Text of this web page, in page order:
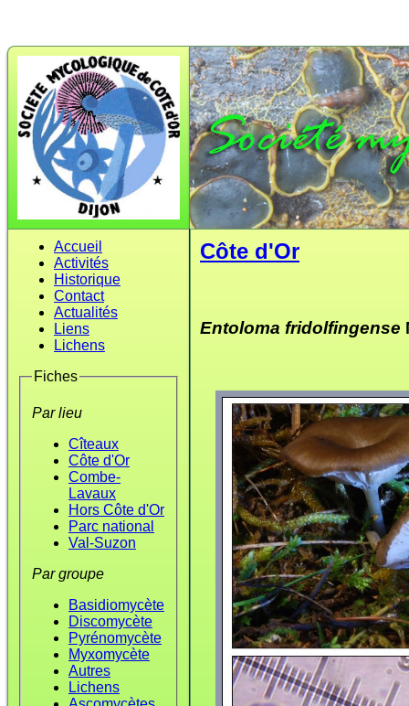
Accueil
Activités
Historique
Contact
Actualités
Liens
Lichens
Fiches
Par lieu
Cîteaux
Côte d'Or
Combe-
Lavaux
Hors Côte d'Or
Parc national
Val-Suzon
Par groupe
Basidiomycète
Discomycète
Pyrénomycète
Myxomycète
Autres
Lichens
Côte d'Or
Entoloma fridolfingense